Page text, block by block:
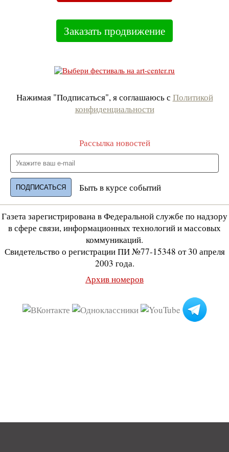
Заказать продвижение
Нажимая "Подписаться", я соглашаюсь с Политикой
конфиденциальности
Рассылка новостей
Быть в курсе событий
Газета зарегистрирована в Федеральной службе по надзору
в сфере связи, информационных технологий и массовых
коммуникаций.
Свидетельство о регистрации ПИ №77-15348 от 30 апреля
2003 года.
Архив номеров